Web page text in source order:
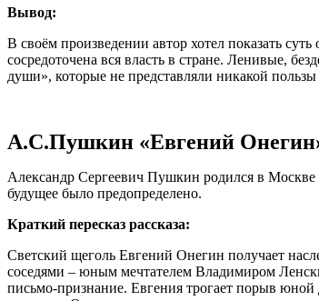
Вывод:
В своём произведении автор хотел показать
сосредоточена вся власть в стране. Ленивые,
души», которые не представляли никакой
А.С.Пушкин «Евгений
Александр Сергеевич Пушкин родился в Москве
будущее было предопределено.
Краткий пересказ рассказа:
Светский щеголь Евгений Онегин получает
соседями – юным мечтателем Владимиром
письмо-признание. Евгения трогает порыв